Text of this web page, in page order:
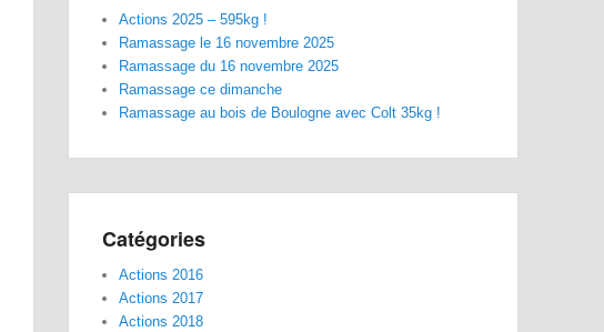
Actions 2025 – 595kg !
Ramassage le 16 novembre 2025
Ramassage du 16 novembre 2025
Ramassage ce dimanche
Ramassage au bois de Boulogne avec Colt 35kg !
Catégories
Actions 2016
Actions 2017
Actions 2018